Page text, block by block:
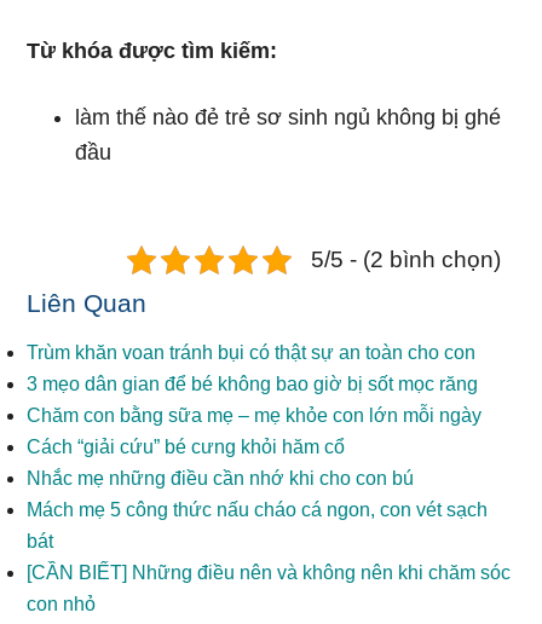
Từ khóa được tìm kiếm:
làm thế nào đẻ trẻ sơ sinh ngủ không bị ghé
đầu
5/5 - (2 bình chọn)
Liên Quan
Trùm khăn voan tránh bụi có thật sự an toàn cho con
3 mẹo dân gian để bé không bao giờ bị sốt mọc răng
Chăm con bằng sữa mẹ – mẹ khỏe con lớn mỗi ngày
Cách “giải cứu” bé cưng khỏi hăm cổ
Nhắc mẹ những điều cần nhớ khi cho con bú
Mách mẹ 5 công thức nấu cháo cá ngon, con vét sạch
bát
[CẦN BIẾT] Những điều nên và không nên khi chăm sóc
con nhỏ